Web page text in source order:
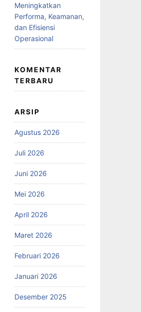
Meningkatkan
Performa, Keamanan,
dan Efisiensi
Operasional
KOMENTAR
TERBARU
ARSIP
Agustus 2026
Juli 2026
Juni 2026
Mei 2026
April 2026
Maret 2026
Februari 2026
Januari 2026
Desember 2025